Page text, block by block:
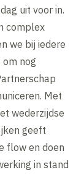
uit voor in.
complex
we bij iedere
nog
Met
wederzijdse
geeft
flow en doen
in stand